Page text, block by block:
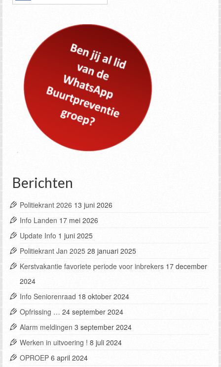
Berichten
Politiekrant 2026 13 juni 2026
Info Landen 17 mei 2026
Update Info 1 juni 2025
Politiekrant Jan 2025 28 januari 2025
Kerstvakantie favoriete periode voor inbrekers 17 december
2024
Info Seniorenraad 18 oktober 2024
Opfrissing … 24 september 2024
Alarm meldingen 3 september 2024
Werken in uitvoering ! 8 juli 2024
OPROEP 6 april 2024